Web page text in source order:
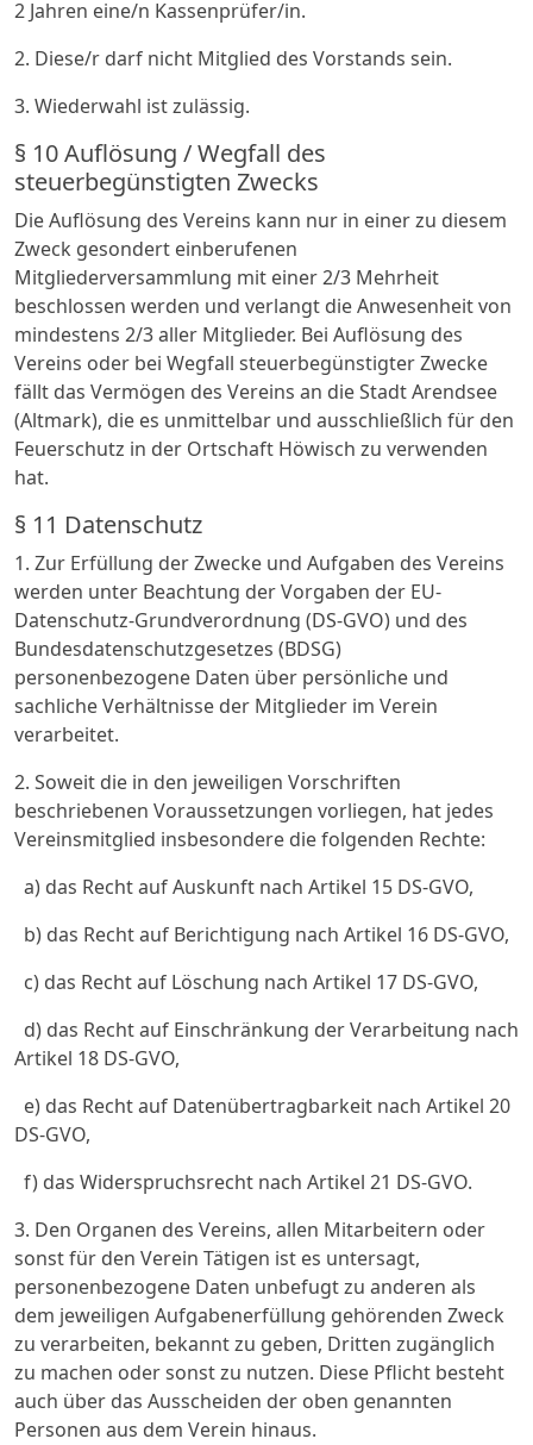
2 Jahren eine/n Kassenprüfer/in.
2. Diese/r darf nicht Mitglied des Vorstands sein.
3. Wiederwahl ist zulässig.
§ 10 Auflösung / Wegfall des
steuerbegünstigten Zwecks
Die Auflösung des Vereins kann nur in einer zu diesem
Zweck gesondert einberufenen
Mitgliederversammlung mit einer 2/3 Mehrheit
beschlossen werden und verlangt die Anwesenheit von
mindestens 2/3 aller Mitglieder. Bei Auflösung des
Vereins oder bei Wegfall steuerbegünstigter Zwecke
fällt das Vermögen des Vereins an die Stadt Arendsee
(Altmark), die es unmittelbar und ausschließlich für den
Feuerschutz in der Ortschaft Höwisch zu verwenden
hat.
§ 11 Datenschutz
1. Zur Erfüllung der Zwecke und Aufgaben des Vereins
werden unter Beachtung der Vorgaben der EU-
Datenschutz-Grundverordnung (DS-GVO) und des
Bundesdatenschutzgesetzes (BDSG)
personenbezogene Daten über persönliche und
sachliche Verhältnisse der Mitglieder im Verein
verarbeitet.
2. Soweit die in den jeweiligen Vorschriften
beschriebenen Voraussetzungen vorliegen, hat jedes
Vereinsmitglied insbesondere die folgenden Rechte:
a) das Recht auf Auskunft nach Artikel 15 DS-GVO,
b) das Recht auf Berichtigung nach Artikel 16 DS-GVO,
c) das Recht auf Löschung nach Artikel 17 DS-GVO,
d) das Recht auf Einschränkung der Verarbeitung nach
Artikel 18 DS-GVO,
e) das Recht auf Datenübertragbarkeit nach Artikel 20
DS-GVO,
f) das Widerspruchsrecht nach Artikel 21 DS-GVO.
3. Den Organen des Vereins, allen Mitarbeitern oder
sonst für den Verein Tätigen ist es untersagt,
personenbezogene Daten unbefugt zu anderen als
dem jeweiligen Aufgabenerfüllung gehörenden Zweck
zu verarbeiten, bekannt zu geben, Dritten zugänglich
zu machen oder sonst zu nutzen. Diese Pflicht besteht
auch über das Ausscheiden der oben genannten
Personen aus dem Verein hinaus.